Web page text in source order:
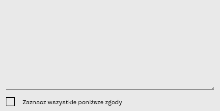
Zaznacz wszystkie poniższe zgody